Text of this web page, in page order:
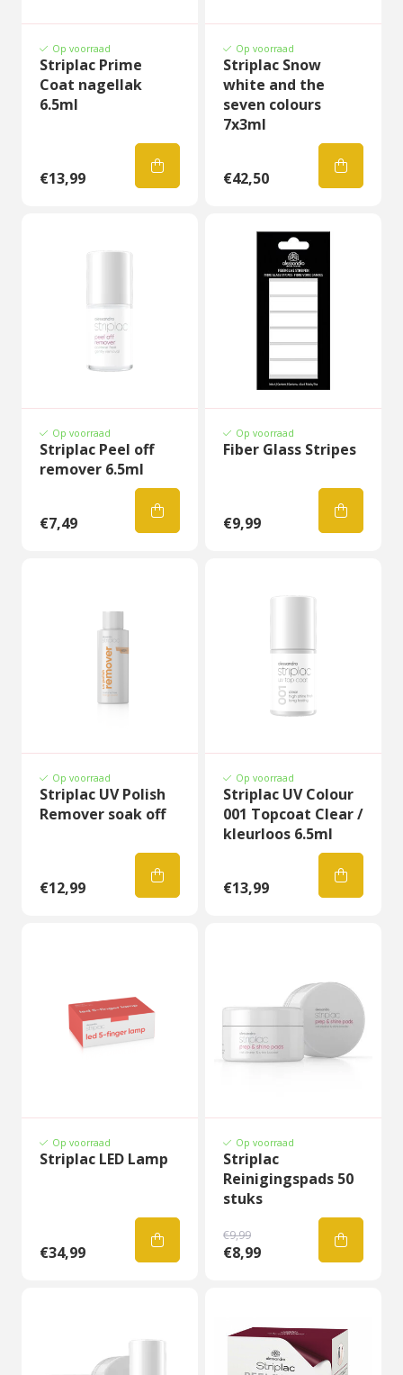
Op voorraad
Striplac Prime
Coat nagellak
6.5ml
€13,99
Op voorraad
Striplac Snow
white and the
seven colours
7x3ml
€42,50
Op voorraad
Striplac Peel off
remover 6.5ml
€7,49
Op voorraad
Fiber Glass Stripes
€9,99
Op voorraad
Striplac UV Polish
Remover soak off
€12,99
Op voorraad
Striplac UV Colour
001 Topcoat Clear /
kleurloos 6.5ml
€13,99
Op voorraad
Striplac LED Lamp
€34,99
Op voorraad
Striplac
Reinigingspads 50
stuks
€9,99
€8,99